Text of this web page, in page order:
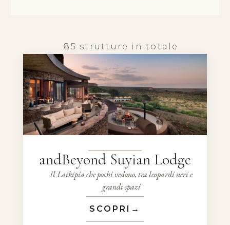
85 strutture in totale
andBeyond Suyian Lodge
Il Laikipia che pochi vedono, tra leopardi neri e
grandi spazi
SCOPRI →